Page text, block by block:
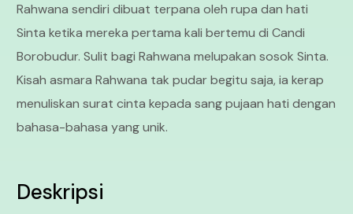
Rahwana sendiri dibuat terpana oleh rupa dan hati
Sinta ketika mereka pertama kali bertemu di Candi
Borobudur. Sulit bagi Rahwana melupakan sosok Sinta.
Kisah asmara Rahwana tak pudar begitu saja, ia kerap
menuliskan surat cinta kepada sang pujaan hati dengan
bahasa-bahasa yang unik.
Deskripsi